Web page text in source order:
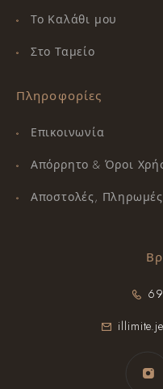
Το Καλάθι μου
Στο Ταμείο
Πληροφορίες
Επικοινωνία
Απόρρητο & Όροι
Αποστολές,